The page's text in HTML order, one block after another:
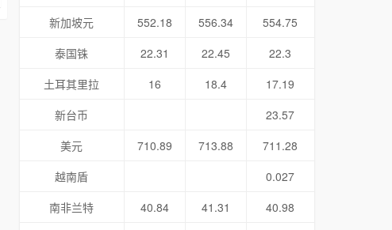
新加坡元
552.18 556.34
554.75
泰国铢
22.31 22.45
22.3
土耳其里拉
16 18.4
17.19
新台币
23.57
美元
710.89 713.88
711.28
越南盾
0.027
南非兰特
40.84 41.31 40.98